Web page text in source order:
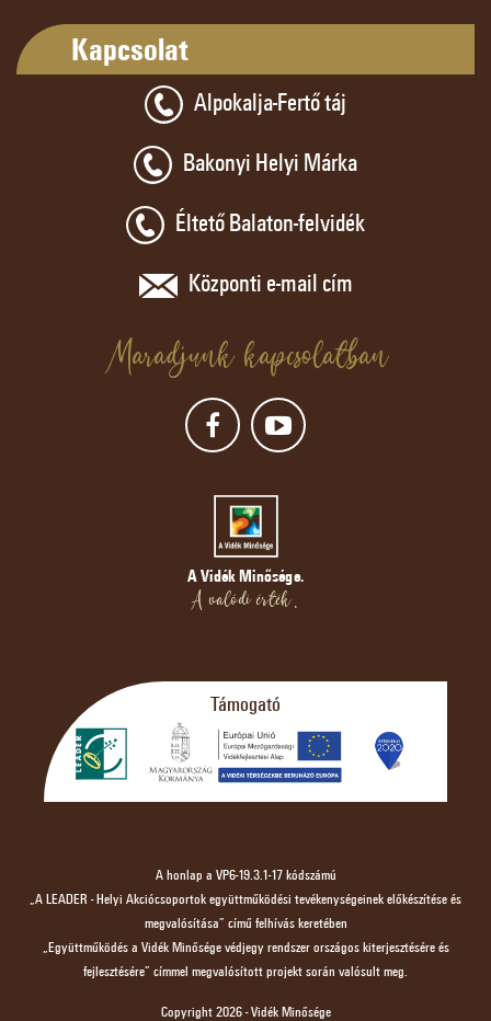
Kapcsolat
Alpokalja-Fertő táj
Bakonyi Helyi Márka
Éltető Balaton-felvidék
Központi e-mail cím
Maradjunk kapcsolatban
A Vidék Minősége.
A valódi érték.
Támogató
A honlap a VP6-19.3.1-17 kódszámú
„A LEADER - Helyi Akciócsoportok együttműködési tevékenységeinek előkészítése és
megvalósítása” című felhívás keretében
„Együttműködés a Vidék Minősége védjegy rendszer országos kiterjesztésére és
fejlesztésére” címmel megvalósított projekt során valósult meg.
Copyright 2026 - Vidék Minősége